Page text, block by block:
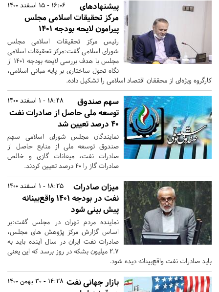
16:06 - 15 اسفند 1400
پیشنهادهای
مرکز تحقیقات اسلامی مجلس
پیرامون لایحه بودجه ۱۴۰۱
رئیس مرکز تحقیقات اسلامی مجلس
شورای اسلامی گفت:مرکز تحقیقات اسلامی
مجلس با هدف بررسی لایحه بودجه ۱۴۰۱ از
نگاه تحول ساختاری بر پایه مبانی اسلامی،
کارگروه ویژه‌ای از محققان اقتصاد اسلامی را تشکیل داده.
18:48 - 1 اسفند 1400
سهم صندوق
توسعه ملی حاصل از صادرات نفت
۴۰ درصد تعیین شد
نمایندگان مجلس شورای اسلامی سهم
صندوق توسعه ملی از منابع حاصل از
صادرات نفت، میعانات گازی و خالص
صادرات گاز را ۴۰ درصد تعیین کردند.
18:25 - 1 اسفند 1400
میزان صادرات
نفت در بودجه ۱۴۰۱ واقع‌بینانه
پیش بینی شود
نماینده مردم تهران در مجلس گفت:بر
اساس گزارش مرکز پژوهش های مجلس،
صادرات نفت ایران در سال آینده باید به
۲.۷ میلیون بشکه در روز برسد که این یعنی
باید صادرات نفت واقع‌بینانه دیده شود.
14:28 - 30 بهمن 1400 بازار جهانی نفت